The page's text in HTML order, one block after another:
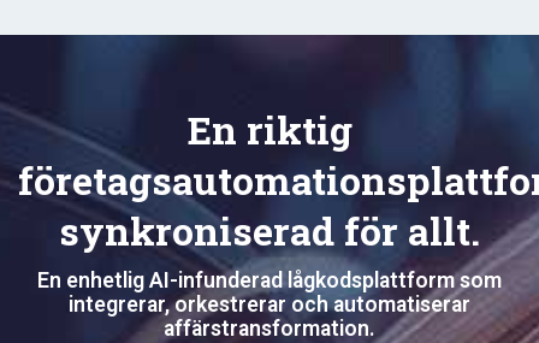
En riktig
synkroniserad för allt.
En enhetlig AI-infunderad lågkodsplattform som
integrerar, orkestrerar och automatiserar
affärstransformation.